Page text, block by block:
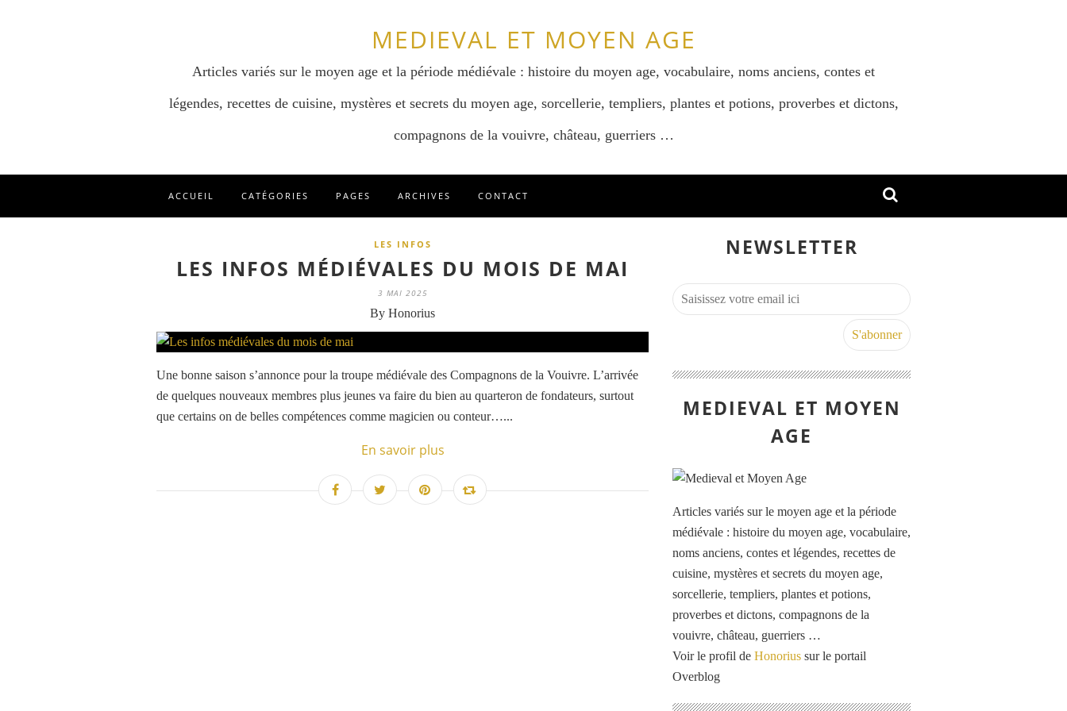
MEDIEVAL ET MOYEN AGE
Articles variés sur le moyen age et la période médiévale : histoire du moyen age, vocabulaire, noms anciens, contes et
légendes, recettes de cuisine, mystères et secrets du moyen age, sorcellerie, templiers, plantes et potions, proverbes et dictons,
compagnons de la vouivre, château, guerriers …
ACCUEIL CATÉGORIES PAGES ARCHIVES CONTACT
LES INFOS
LES INFOS MÉDIÉVALES DU MOIS DE MAI
3 MAI 2025
By Honorius
Une bonne saison s’annonce pour la troupe médiévale des Compagnons de la Vouivre. L’arrivée
de quelques nouveaux membres plus jeunes va faire du bien au quarteron de fondateurs, surtout
que certains on de belles compétences comme magicien ou conteur…...
En savoir plus
NEWSLETTER
MEDIEVAL ET MOYEN
AGE
Articles variés sur le moyen age et la période
médiévale : histoire du moyen age, vocabulaire,
noms anciens, contes et légendes, recettes de
cuisine, mystères et secrets du moyen age,
sorcellerie, templiers, plantes et potions,
proverbes et dictons, compagnons de la
vouivre, château, guerriers …
Voir le profil de Honorius sur le portail
Overblog